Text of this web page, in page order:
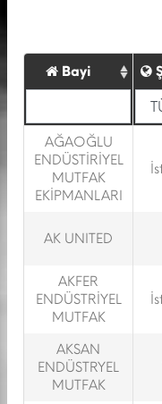
Bayi
AĞAOĞLU
ENDÜSTİRİYEL
MUTFAK
EKİPMANLARI
AK UNITED
AKFER
ENDÜSTRİYEL
MUTFAK
AKSAN
ENDÜSTRYEL
MUTFAK